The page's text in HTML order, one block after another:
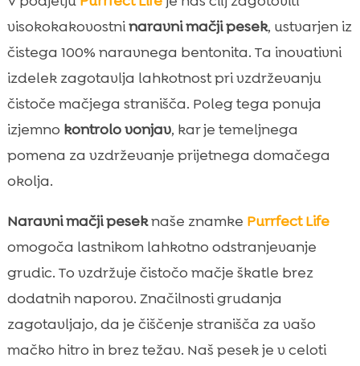
visokokakovostninaravni mačji pesek, ustvarjen iz
čistega 100% naravnega bentonita. Ta inovativni
izdelek zagotavlja lahkotnost pri vzdrževanju
čistoče mačjega stranišča. Poleg tega ponuja
izjemno kontrolo vonjav, kar je temeljnega
pomena za vzdrževanje prijetnega domačega
okolja.
Naravni mačji peseknaše znamke Purrfect Life
omogoča lastnikom lahkotno odstranjevanje
grudic. To vzdržuje čistočo mačje škatle brez
dodatnih naporov. Značilnosti grudanja
zagotavljajo, da je čiščenje stranišča za vašo
mačko hitro in brez težav. Naš pesek je v celoti